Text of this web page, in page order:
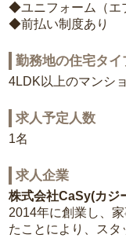
◆ユニフォーム（エ
◆前払い制度あり
勤務地の住宅タイ
4LDK以上のマンシ
求人予定人数
1名
求人企業
株式会社CaSy(カジ
2014年に創業し、
たことにより、ス